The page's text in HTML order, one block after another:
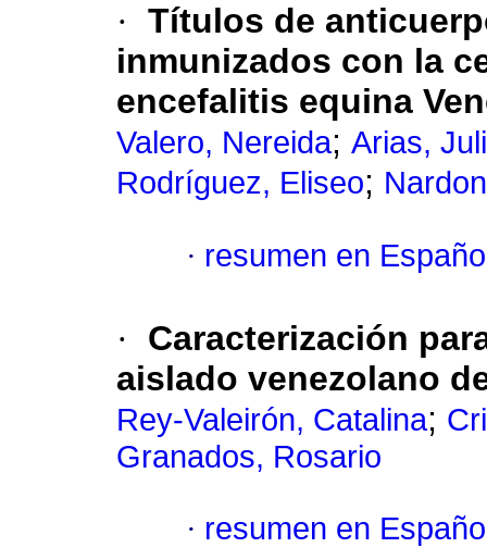
· Títulos de
inmunizados con la
encefalitis equina
Valero, Nereida; Arias,
Rodríguez, Eliseo;
· resumen en
·
Caracterización
aislado venezolano
Rey-Valeirón, Catalina;
Granados, Rosario
· resumen en